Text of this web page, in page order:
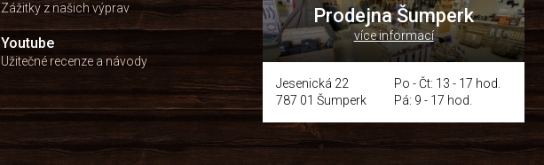
Zážitky z našich výprav
Youtube
Užitečné recenze a návody
Prodejna Šumperk
více informací
Jesenická 22
787 01 Šumperk
Po - Čt: 13 - 17 hod.
Pá: 9 - 17 hod.